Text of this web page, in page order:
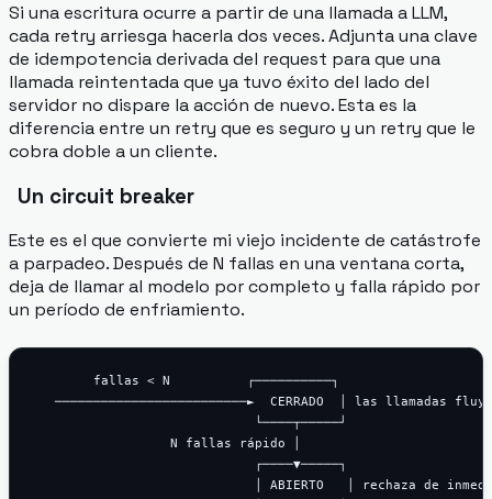
Si una escritura ocurre a partir de una llamada a LLM,
cada retry arriesga hacerla dos veces. Adjunta una clave
de idempotencia derivada del request para que una
llamada reintentada que ya tuvo éxito del lado del
servidor no dispare la acción de nuevo. Esta es la
diferencia entre un retry que es seguro y un retry que le
cobra doble a un cliente.
Un circuit breaker
Este es el que convierte mi viejo incidente de catástrofe
a parpadeo. Después de N fallas en una ventana corta,
deja de llamar al modelo por completo y falla rápido por
un período de enfriamiento.
        fallas < N          ┌──────────┐
─────────────────────────►  CERRADO  │ las llamadas
                             └────┬─────┘
                  N fallas rápido │
                             ┌────▼─────┐
│ ABIERTO   │ rechaza de